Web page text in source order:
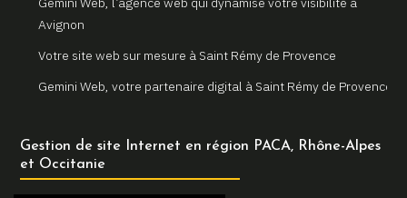
Avignon
Votre site web sur mesure à Saint Rémy de Provence
Gemini Web, votre partenaire digital à Saint Rémy de Provence
Votre agence web locale Gemini Web à Arles
Création et refonte de sites internet à Martigues
Gestion de site Internet en région PACA, Rhône-Alpes
et Occitanie